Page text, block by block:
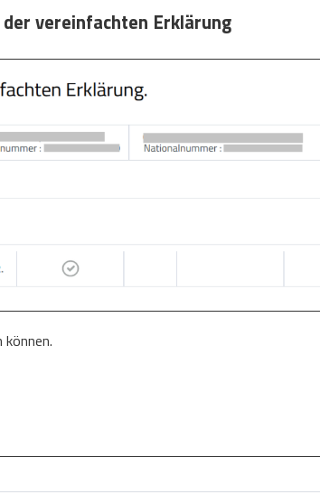
vereinfachten Erklärung